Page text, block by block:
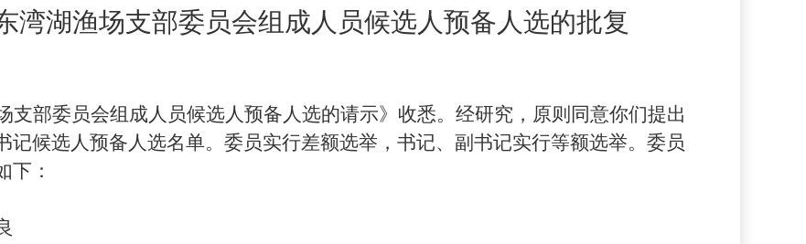
湾湖渔场支部委员会组成人员候选人预备人选的批复
支部委员会组成人员候选人预备人选的请示》收悉。经研究，原则同意你们提出
记候选人预备人选名单。委员实行差额选举，书记、副书记实行等额选举。委员
下：